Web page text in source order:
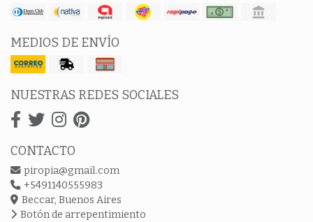
MEDIOS DE ENVÍO
NUESTRAS REDES SOCIALES
CONTACTO
piropia@gmail.com
+5491140555983
Beccar, Buenos Aires
Botón de arrepentimiento